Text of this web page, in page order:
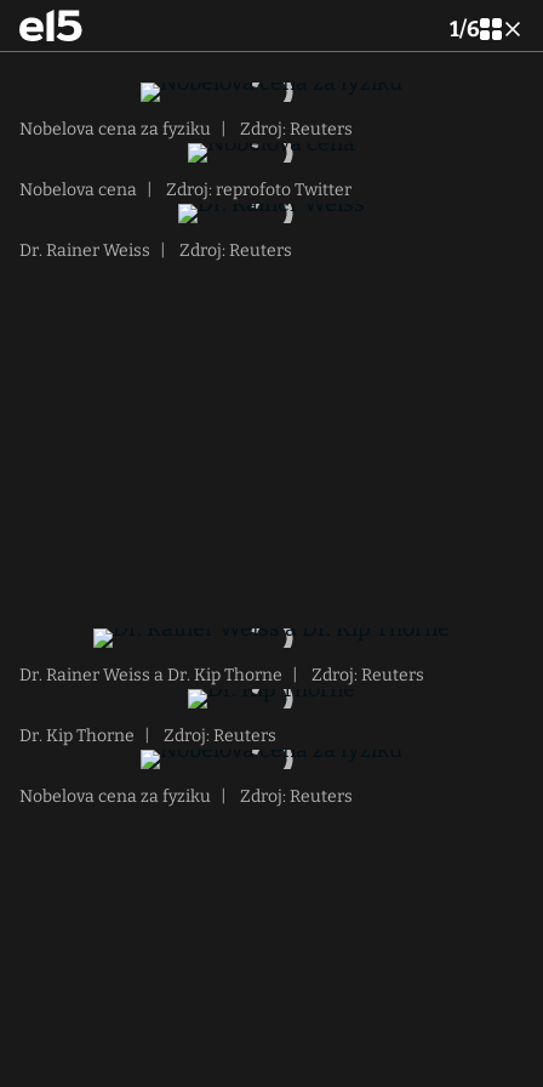
1/6
Nobelova cena za fyziku Zdroj: Reuters
Nobelova cena Zdroj: reprofoto Twitter
Dr. Rainer Weiss Zdroj: Reuters
Dr. Rainer Weiss a Dr. Kip Thorne Zdroj: Reuters
Dr. Kip Thorne Zdroj: Reuters
Nobelova cena za fyziku Zdroj: Reuters